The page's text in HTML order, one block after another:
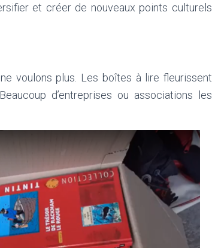
et créer de nouveaux points culturels
voulons plus. Les boîtes à lire fleurissent
d’entreprises ou associations les